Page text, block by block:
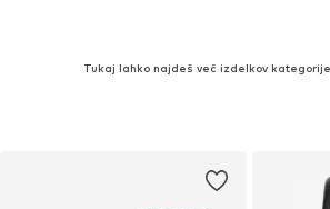
Tukaj lahko najdeš več izdelkov kategorije: